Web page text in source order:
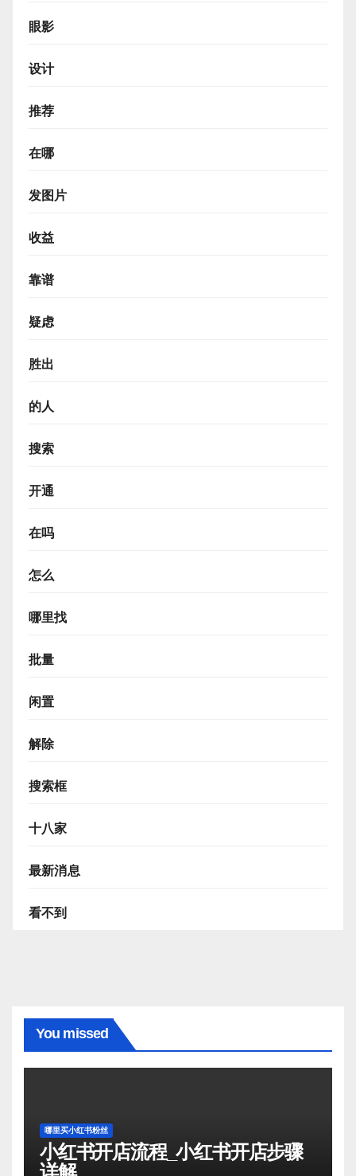
眼影
设计
推荐
在哪
发图片
收益
靠谱
疑虑
胜出
的人
搜索
开通
在吗
怎么
哪里找
批量
闲置
解除
搜索框
十八家
最新消息
看不到
You missed
哪里买小红书粉丝
小红书开店流程_小红书开店步骤
详解